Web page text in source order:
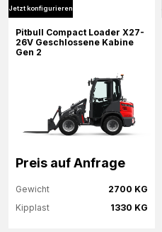
Mehr Informationen
Jetzt konfigurieren
Pitbull Compact Loader X27-
26V Geschlossene Kabine
Gen 2
Preis auf Anfrage
2700 KG
Gewicht
1330 KG
Kipplast